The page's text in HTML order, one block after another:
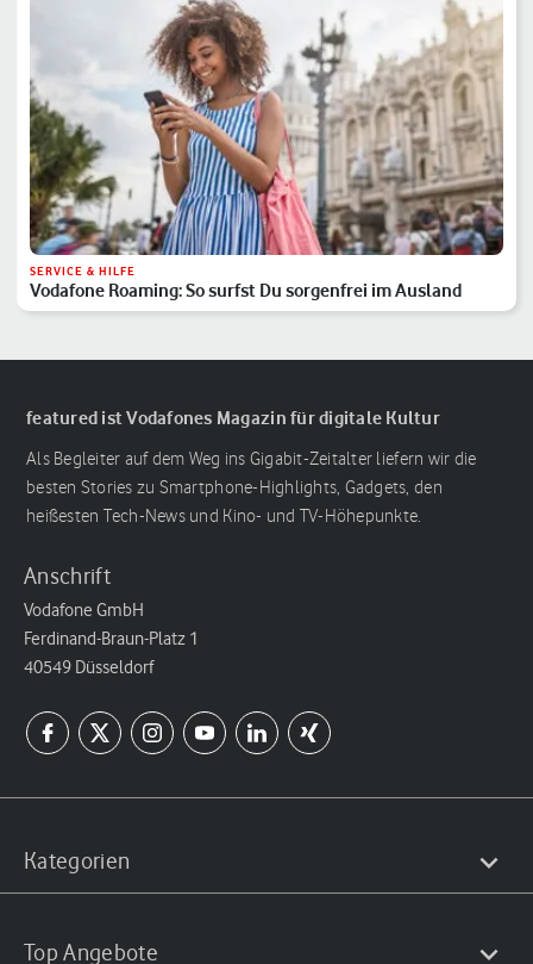
SERVICE & HILFE
Vodafone Roaming: So surfst Du sorgenfrei im Ausland
featured ist Vodafones Magazin für digitale Kultur
Als Begleiter auf dem Weg ins Gigabit-Zeitalter liefern wir die
besten Stories zu Smartphone-Highlights, Gadgets, den
heißesten Tech-News und Kino- und TV-Höhepunkte.
Anschrift
Vodafone GmbH
Ferdinand-Braun-Platz 1
40549 Düsseldorf
Kategorien
Top Angebote